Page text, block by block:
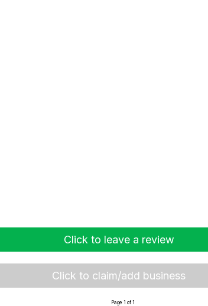
Click to leave a review
Click to claim/add business
Page 1 of 1